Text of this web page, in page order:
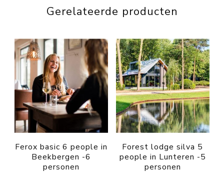
Gerelateerde producten
Ferox basic 6 people in
Beekbergen -6
personen
Forest lodge silva 5
people in Lunteren -5
personen